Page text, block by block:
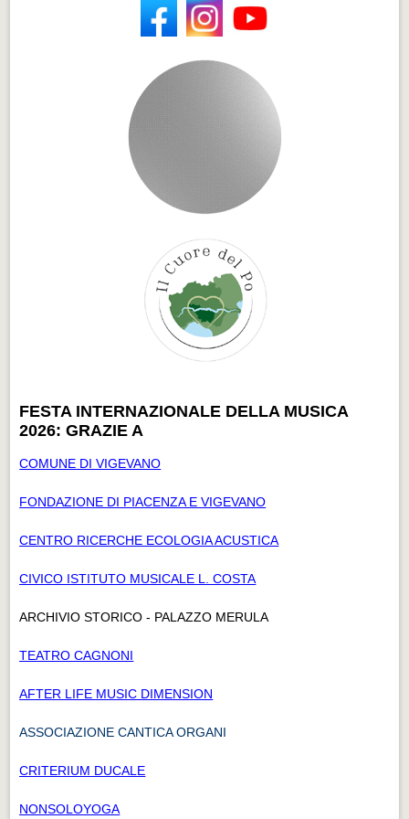
FESTA INTERNAZIONALE DELLA MUSICA
2026: GRAZIE A
COMUNE DI VIGEVANO
FONDAZIONE DI PIACENZA E VIGEVANO
CENTRO RICERCHE ECOLOGIA ACUSTICA
CIVICO ISTITUTO MUSICALE L. COSTA
ARCHIVIO STORICO - PALAZZO MERULA
TEATRO CAGNONI
AFTER LIFE MUSIC DIMENSION
ASSOCIAZIONE CANTICA ORGANI
CRITERIUM DUCALE
NONSOLOYOGA